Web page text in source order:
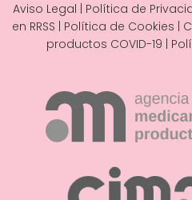
Aviso Legal Política de
en RRSS
Política de Cookies
productos COVID-19